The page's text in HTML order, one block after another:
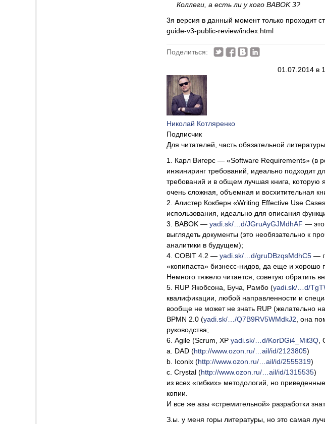
Коллеги, а есть ли у кого BABOK 3?
3я версия в данный момент только проходит
guide-v3-public-review/index.html
Поделиться:
01.07.2014 в
Николай Котляренко
Подписчик
Для читателей, часть обязательной
1. Карл Вигерс — «Software Requirements» (в
инжиниринг требований, идеально подходит
требований и в общем лучшая книга, которую
очень сложная, объемная и восхитительная
2. Алистер Кокберн «Writing Effective Use
использования, идеально для описания
3. BABOK — yadi.sk/…d/JGruAyGJMdhAF — это
выглядеть документы (это необязательно к
аналитики в будущем);
4. COBIT 4.2 — yadi.sk/…d/gruDBzqsMdhC5 —
«копипаста» бизнесс-нидов, да еще и хорошо
Немного тяжело читается, советую обратить
5. RUP Якобсона, Буча, Рамбо (yadi.sk/…d/
квалификации, любой направленности и
вообще не может не знать RUP (желательно
BPMN 2.0 (yadi.sk/…/Q7B9RV5WMdkJ2 , она
руководства;
6. Agile (Scrum, XP yadi.sk/…d/KorDGi4_Mit3Q
a. DAD (http://www.ozon.ru/…ail/id/2123805)
b. Iconix (http://www.ozon.ru/…ail/id/2555319)
c. Crystal (http://www.ozon.ru/…ail/id/1315535)
из всех «гибких» методологий, но
копии.
И все же азы «стремительной» разработки
З.ы. у меня горы литературы, но это самая